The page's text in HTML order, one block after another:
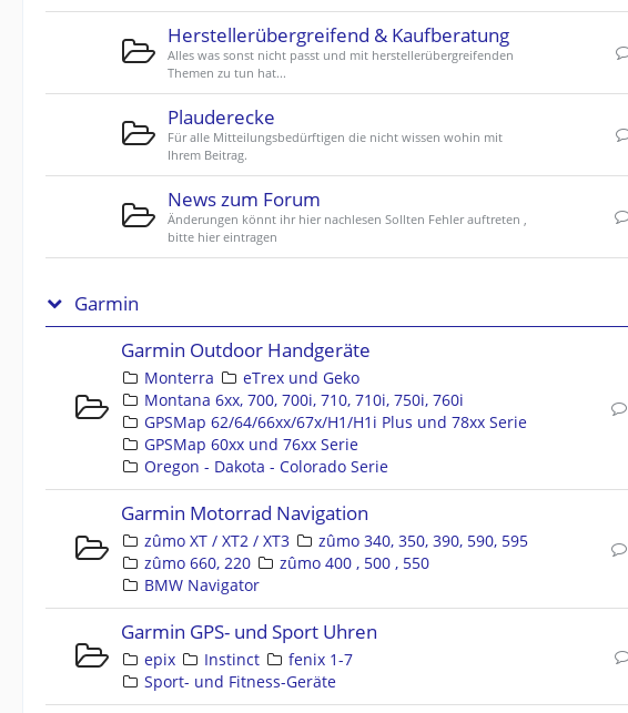
Herstellerübergreifend & Kaufberatung
Alles was sonst nicht passt und mit herstellerübergreifenden
Themen zu tun hat...
Plauderecke
Für alle Mitteilungsbedürftigen die nicht wissen wohin mit
Ihrem Beitrag.
News zum Forum
Änderungen könnt ihr hier nachlesen Sollten Fehler auftreten ,
bitte hier eintragen
Garmin
Garmin Outdoor Handgeräte
Monterra
eTrex und Geko
Montana 6xx, 700, 700i, 710, 710i, 750i, 760i
GPSMap 62/64/66xx/67x/H1/H1i Plus und 78xx Serie
GPSMap 60xx und 76xx Serie
Oregon - Dakota - Colorado Serie
Garmin Motorrad Navigation
zûmo XT / XT2 / XT3
zûmo 340, 350, 390, 590, 595
zûmo 660, 220
zûmo 400 , 500 , 550
BMW Navigator
Garmin GPS- und Sport Uhren
epix Instinct
fenix 1-7
Sport- und Fitness-Geräte